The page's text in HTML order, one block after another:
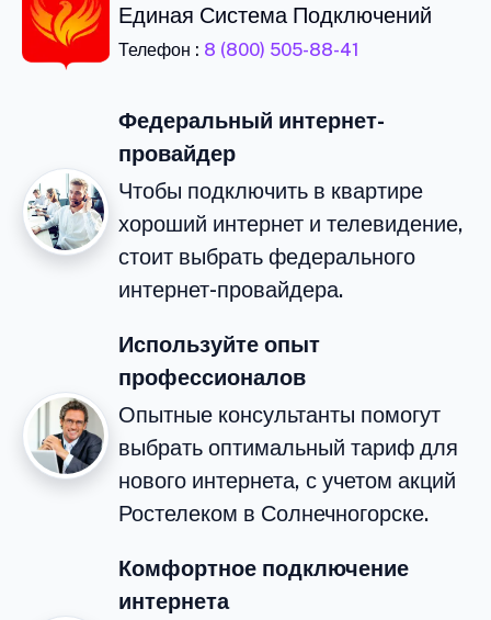
Единая Система Подключений
Телефон : 8 (800) 505-88-41
Федеральный интернет-
провайдер
Чтобы подключить в квартире
хороший интернет и телевидение,
стоит выбрать федерального
интернет-провайдера.
Используйте опыт
профессионалов
Опытные консультанты помогут
выбрать оптимальный тариф для
нового интернета, с учетом акций
Ростелеком в Солнечногорске.
Комфортное подключение
интернета